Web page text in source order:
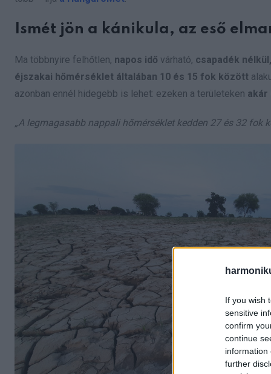
If you wish
sensitive
confirm
continue
information
further
Ismét jön a kánikula, az eső
Ma többnyire felhőtlen, napos idő várható, csapadék nélkül,
éjszakai hőmérséklet általában 10 és 15 fok között
azonban ennél hidegebb is lehet: ezeken a területeken akár
„A legmagasabb nappali hőmérséklet kedden 27 és 32 fok